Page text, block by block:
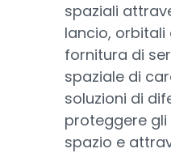
spaziali
lancio, orbitali
fornitura di
spaziale di
soluzioni di
proteggere gli
spazio e